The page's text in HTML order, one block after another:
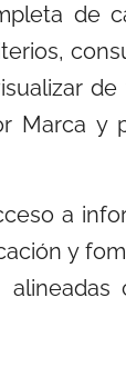
de
Marca y
a
y